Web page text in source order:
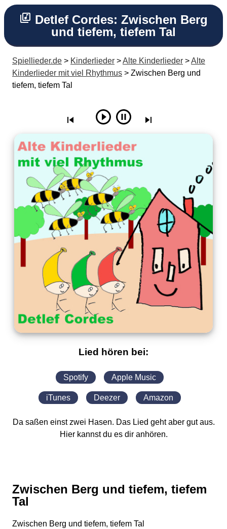
Detlef Cordes: Zwischen Berg
und tiefem, tiefem Tal
Spiellieder.de > Kinderlieder >Alte Kinderlieder >Alte
Kinderlieder mit viel Rhythmus > Zwischen Berg und
tiefem, tiefem Tal
Lied hören bei:
Spotify Apple Music
iTunes Deezer Amazon
Da saßen einst zwei Hasen. Das Lied geht aber gut aus.
Hier kannst du es dir anhören.
Zwischen Berg und tiefem, tiefem
Tal
Zwischen Berg und tiefem, tiefem Tal